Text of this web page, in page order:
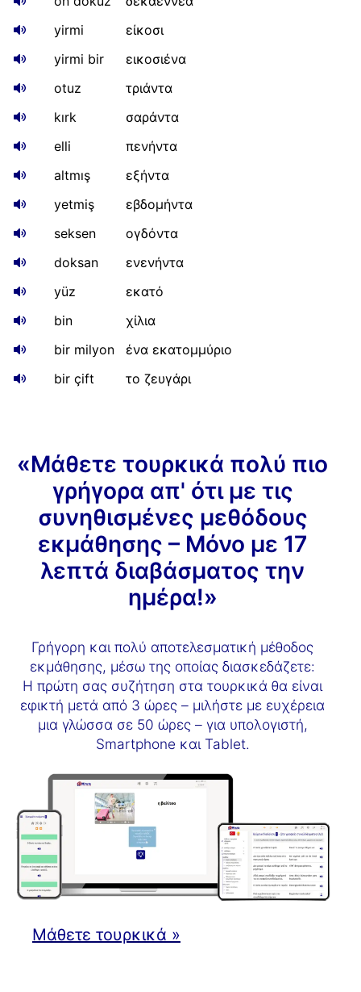
yirmi
είκοσι
yirmi bir
εικοσιένα
otuz
τριάντα
kırk
σαράντα
elli
πενήντα
altmış
εξήντα
yetmiş
εβδομήντα
seksen
ογδόντα
doksan
ενενήντα
yüz
εκατό
bin
χίλια
bir milyon
ένα εκατομμύριο
bir çift
το ζευγάρι
«Μάθετε τουρκικά πολύ πιο
γρήγορα απ' ότι με τις
συνηθισμένες μεθόδους
εκμάθησης – Μόνο με 17
λεπτά διαβάσματος την
ημέρα!»
Γρήγορη και πολύ αποτελεσματική μέθοδος
εκμάθησης, μέσω της οποίας διασκεδάζετε:
Η πρώτη σας συζήτηση στα τουρκικά θα είναι
εφικτή μετά από 3 ώρες – μιλήστε με ευχέρεια
μια γλώσσα σε 50 ώρες – για υπολογιστή,
Smartphone και Tablet.
Μάθετε τουρκικά »